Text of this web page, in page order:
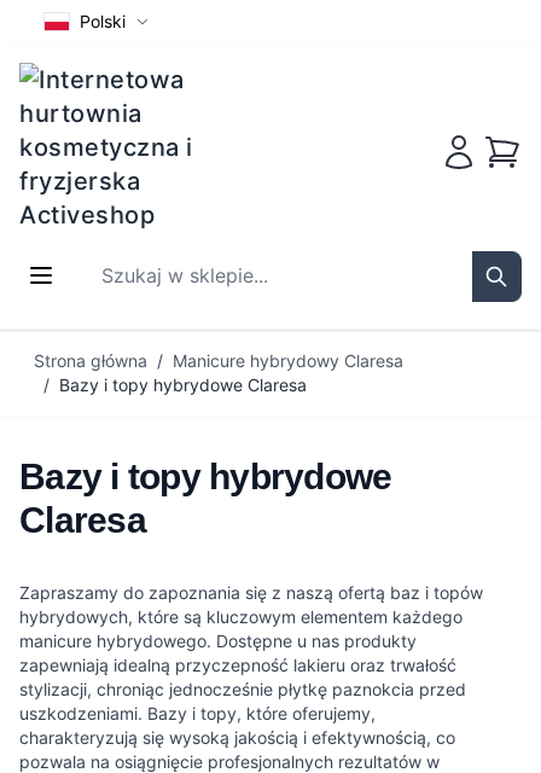
Polski
Szukaj w sklepie...
Strona główna / Manicure hybrydowy Claresa
/ Bazy i topy hybrydowe Claresa
Bazy i topy hybrydowe
Claresa
Zapraszamy do zapoznania się z naszą ofertą baz i topów
hybrydowych, które są kluczowym elementem każdego
manicure hybrydowego. Dostępne u nas produkty
zapewniają idealną przyczepność lakieru oraz trwałość
stylizacji, chroniąc jednocześnie płytkę paznokcia przed
uszkodzeniami. Bazy i topy, które oferujemy,
charakteryzują się wysoką jakością i efektywnością, co
pozwala na osiągnięcie profesjonalnych rezultatów w